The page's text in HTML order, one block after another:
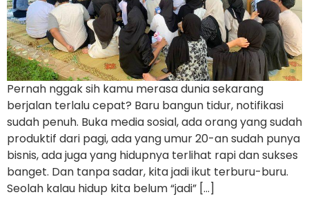
Pernah nggak sih kamu merasa dunia sekarang
berjalan terlalu cepat? Baru bangun tidur, notifikasi
sudah penuh. Buka media sosial, ada orang yang sudah
produktif dari pagi, ada yang umur 20-an sudah punya
bisnis, ada juga yang hidupnya terlihat rapi dan sukses
banget. Dan tanpa sadar, kita jadi ikut terburu-buru.
Seolah kalau hidup kita belum “jadi” […]